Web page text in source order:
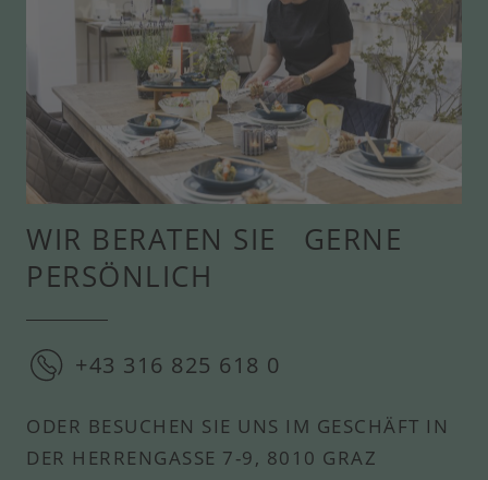
WIR BERATEN SIE GERNE
PERSÖNLICH
+43 316 825 618 0
ODER BESUCHEN SIE UNS IM GESCHÄFT IN
DER HERRENGASSE 7-9, 8010 GRAZ